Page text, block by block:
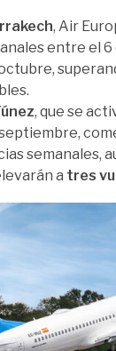
, Air
entre el 6
, que se
semanales,
a tres